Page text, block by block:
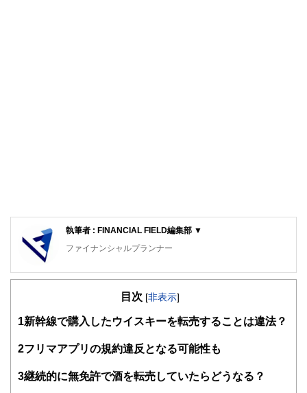
執筆者 : FINANCIAL FIELD編集部 ▼
ファイナンシャルプランナー
FinancialField編集部は、金融、経済に関する記事を、日々
知識がない方でも理解できるようわかりやすく発信していま
得者を中心に「お金や暮らし」に関する書籍・雑誌の編集経
験者で構成され、企画立案から記事掲載まですべての工程に
目次 [非表示]
1新幹線で購入したウイスキーを転売することは違法？
2フリマアプリの規約違反となる可能性も
3継続的に無免許で酒を転売していたらどうなる？